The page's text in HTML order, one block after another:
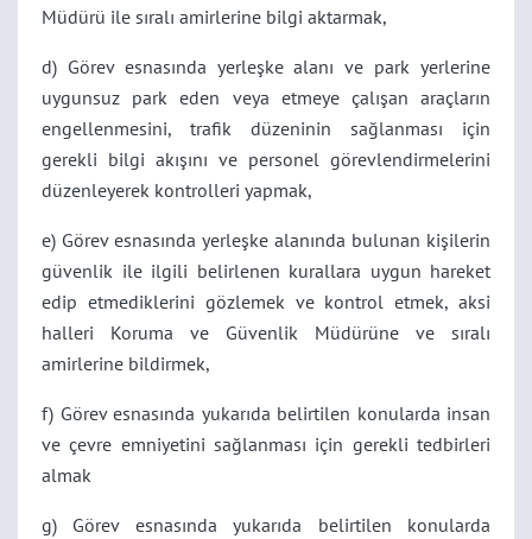
Müdürü ile sıralı amirlerine bilgi aktarmak,
d) Görev esnasında yerleşke alanı ve park yerlerine
uygunsuz park eden veya etmeye çalışan araçların
engellenmesini, trafik düzeninin sağlanması için
gerekli bilgi akışını ve personel görevlendirmelerini
düzenleyerek kontrolleri yapmak,
e) Görev esnasında yerleşke alanında bulunan kişilerin
güvenlik ile ilgili belirlenen kurallara uygun hareket
edip etmediklerini gözlemek ve kontrol etmek, aksi
halleri Koruma ve Güvenlik Müdürüne ve sıralı
amirlerine bildirmek,
f) Görev esnasında yukarıda belirtilen konularda insan
ve çevre emniyetini sağlanması için gerekli tedbirleri
almak
g) Görev esnasında yukarıda belirtilen konularda